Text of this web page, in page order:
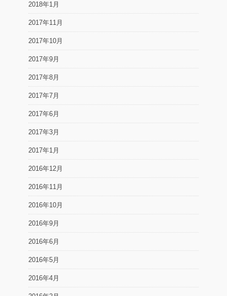
2018年1月
2017年11月
2017年10月
2017年9月
2017年8月
2017年7月
2017年6月
2017年3月
2017年1月
2016年12月
2016年11月
2016年10月
2016年9月
2016年6月
2016年5月
2016年4月